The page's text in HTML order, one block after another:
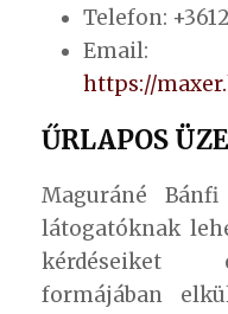
Telefon:
Email:
https://
ŰRLAPOS
Maguráné
látogatóknak
kérdéseiket
formájában